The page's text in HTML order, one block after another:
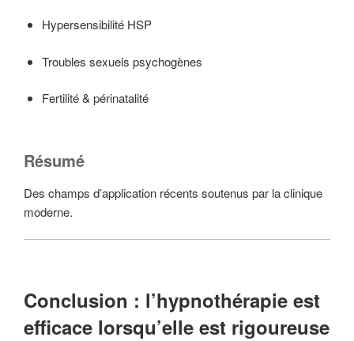
Hypersensibilité HSP
Troubles sexuels psychogènes
Fertilité & périnatalité
Résumé
Des champs d’application récents soutenus par la clinique
moderne.
Conclusion : l’hypnothérapie est
efficace lorsqu’elle est rigoureuse